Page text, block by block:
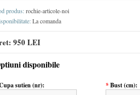
produs:rochie-articole-noi
La comanda
950 LEI
disponibile
sutien (nr): *Bust (cm):